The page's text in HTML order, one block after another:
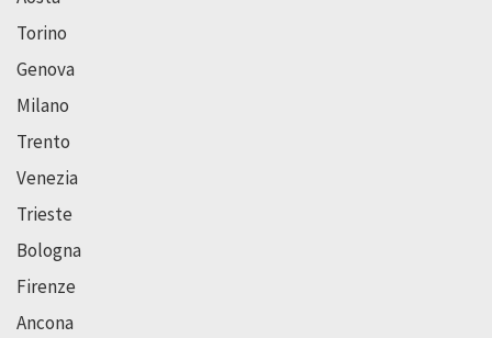
Torino
Genova
Milano
Trento
Venezia
Trieste
Bologna
Firenze
Ancona